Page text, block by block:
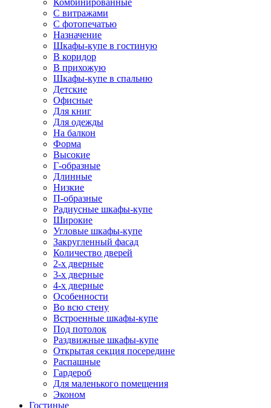
Комбинированные
С витражами
С фотопечатью
Назначение
Шкафы-купе в гостиную
В коридор
В прихожую
Шкафы-купе в спальню
Детские
Офисные
Для книг
Для одежды
На балкон
Форма
Высокие
Г-образные
Длинные
Низкие
П-образные
Радиусные шкафы-купе
Широкие
Угловые шкафы-купе
Закругленный фасад
Количество дверей
2-х дверные
3-х дверные
4-х дверные
Особенности
Во всю стену
Встроенные шкафы-купе
Под потолок
Раздвижные шкафы-купе
Открытая секция посередине
Распашные
Гардероб
Для маленького помещения
Эконом
Гостиные